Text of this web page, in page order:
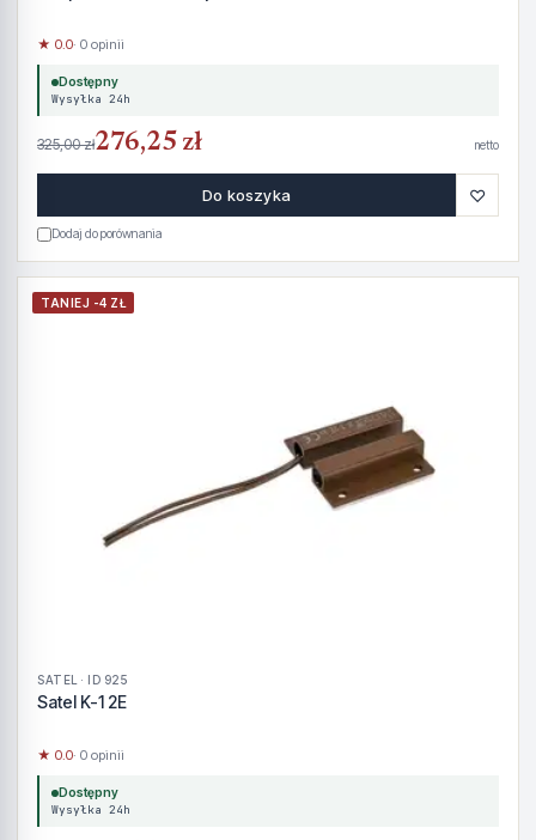
★ 0.0· 0 opinii
Dostępny
Wysyłka 24h
325,00 zł276,25 zł netto
Do koszyka ♡
Dodaj do porównania
TANIEJ -4 ZŁ
SATEL · ID 925
Satel K-1 2E
★ 0.0· 0 opinii
Dostępny
Wysyłka 24h